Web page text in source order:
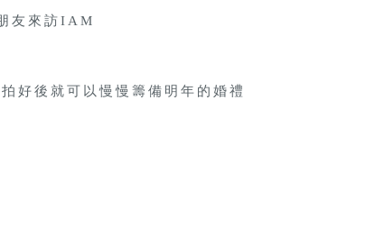
友來訪IAM
好後就可以慢慢籌備明年的婚禮